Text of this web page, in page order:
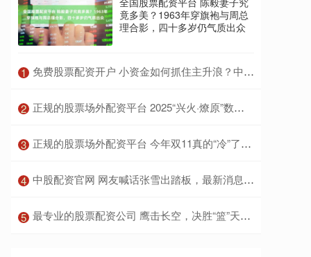
竟多美？1963年穿旗袍与周总
理合影，四十多岁仍气质出众
1 ​免费股票配资开户 小资金如何抓住主升浪？中字头K线战法助你实现翻倍盈利梦
2 ​正规的股票场外配资平台 2025“兴火·燎原”数字金融创新马拉松公开赛南部赛区宣讲会将于广州启航
3 ​正规的股票场外配资平台 今年双11真的“冷”了吗 2025年消费收官：总销售额1.695万亿元
4 ​中股配资官网 网友喊话张雪出踏板，最新消息已“开模”，同样是功能车！
5 ​最专业的股票配资公司 鹰击长空，决胜“篮”天！青岛崂山啤酒男篮出征CBA新赛季